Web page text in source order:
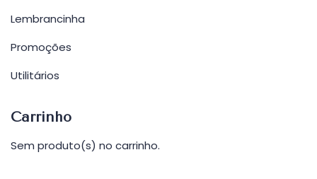
Lembrancinha
Promoções
Utilitários
Carrinho
Sem produto(s) no carrinho.